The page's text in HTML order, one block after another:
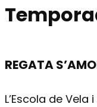
REGATA
L’Escola de